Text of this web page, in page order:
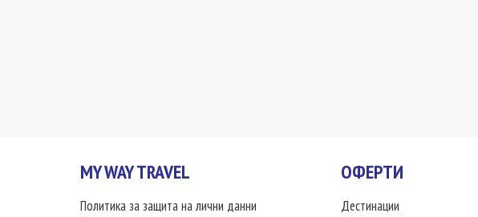
MY WAY TRAVEL
Политика за защита на лични данни
ОФЕРТИ
Дестинации